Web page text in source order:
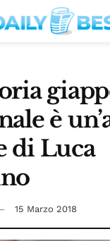
è
di Luca
15 Marzo 2018